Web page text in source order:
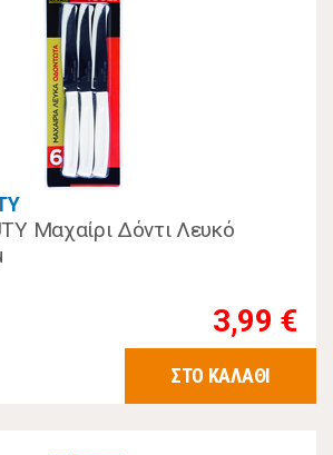
Μαχαίρι Δόντι Λευκό
3,99 €
ΣΤΟ ΚΑΛΑΘΙ